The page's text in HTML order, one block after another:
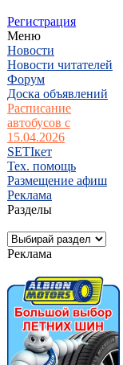
Регистрация
Меню
Новости
Новости читателей
Форум
Доска объявлений
Расписание
автобусов с
15.04.2026
SETIкет
Тех. помощь
Размещение афиш
Реклама
Разделы
Реклама